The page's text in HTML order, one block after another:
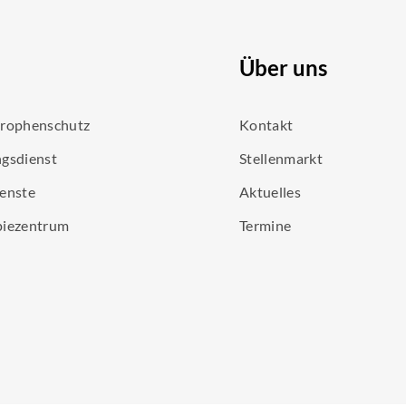
Über uns
Kontakt
Stellenmarkt
Aktuelles
Termine